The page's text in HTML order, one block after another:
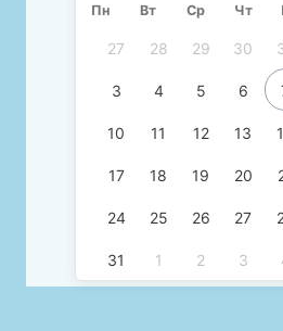
Пн Вт Ср Чт
27 28 29 30
3 4 5 6
10 11 12 13
17 18 19 20
24 25 26 27
31 1 2 3